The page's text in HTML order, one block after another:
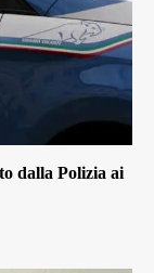
dalla Polizia ai